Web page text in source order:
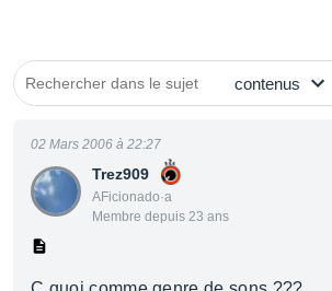
Trez909
AFicionado·a
Membre depuis 23 ans
02 Mars 2006 à 22:27